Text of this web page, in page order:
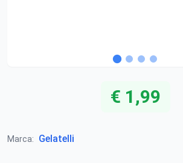
€ 1,99
Marca: Gelatelli